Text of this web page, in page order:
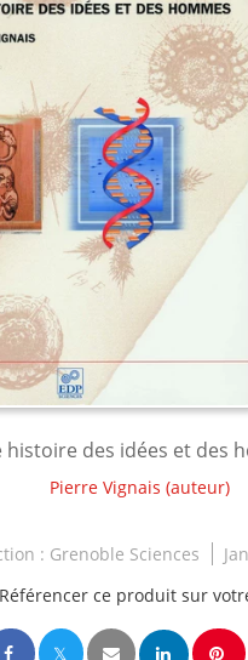
histoire des idées et des
Pierre Vignais (auteur)
: Grenoble Sciences
Référencer ce produit sur